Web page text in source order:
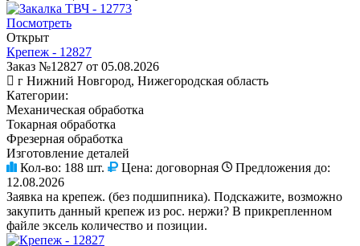
Посмотреть
Открыт
Крепеж - 12827
Заказ №12827 от 05.08.2026
г Нижний Новгород, Нижегородская область
Категории:
Механическая обработка
Токарная обработка
Фрезерная обработка
Изготовление деталей
Кол-во: 188 шт. Цена: договорная
Предложения до:
12.08.2026
Заявка на крепеж. (без подшипника). Подскажите, возможно
закупить данный крепеж из рос. нержи? В прикрепленном
файле эксель количество и позиции.